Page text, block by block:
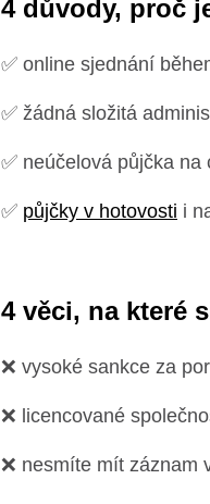
4 důvody, proč
✅ online sjednání
✅ žádná složitá
✅ neúčelová půjčka na
✅ půjčky v hotovosti i
4 věci, na které
❌ vysoké sankce za
❌ licencované
❌ nesmíte mít záznam